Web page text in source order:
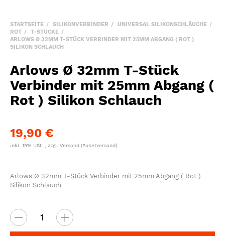
STARTSEITE SILIKONVERBINDER
UNIVERSAL SILIKONSCHLÄUCHE
ROT
T-STÜCKE
ARLOWS Ø 32MM T-STÜCK VERBINDER MIT 25MM ABGANG ( ROT )
SILIKON SCHLAUCH
Arlows Ø 32mm T-Stück
Verbinder mit 25mm Abgang (
Rot ) Silikon Schlauch
19,90 €
inkl. 19% USt. , zzgl. Versand (Paketversand)
Arlows Ø 32mm T-Stück Verbinder mit 25mm Abgang ( Rot )
Silikon Schlauch